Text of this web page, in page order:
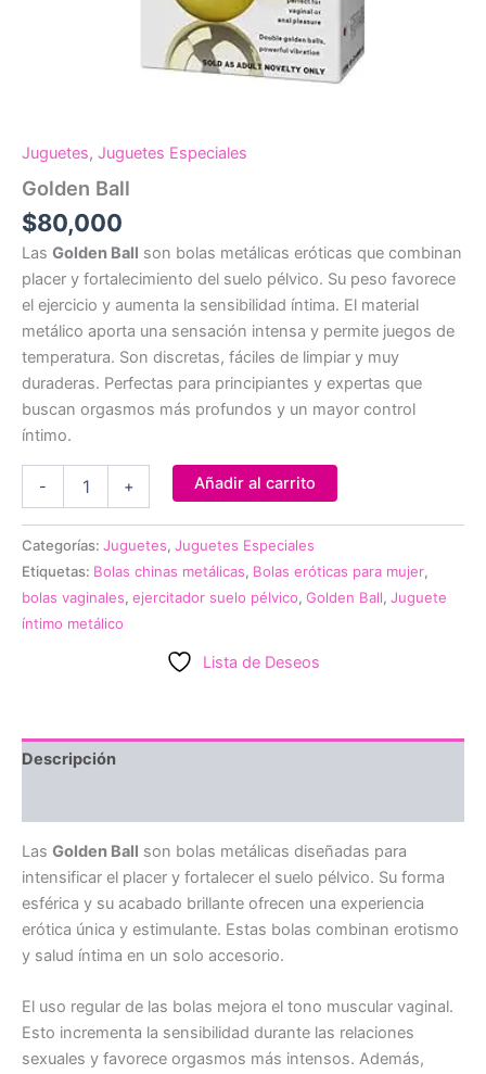
Juguetes, Juguetes Especiales
Golden Ball
$80,000
Las Golden Ball son bolas metálicas eróticas que combinan
placer y fortalecimiento del suelo pélvico. Su peso favorece
el ejercicio y aumenta la sensibilidad íntima. El material
metálico aporta una sensación intensa y permite juegos de
temperatura. Son discretas, fáciles de limpiar y muy
duraderas. Perfectas para principiantes y expertas que
buscan orgasmos más profundos y un mayor control
íntimo.
- + Añadir al carrito
Categorías: Juguetes, Juguetes Especiales
Etiquetas: Bolas chinas metálicas, Bolas eróticas para mujer,
bolas vaginales, ejercitador suelo pélvico, Golden Ball, Juguete
íntimo metálico
Lista de Deseos
Descripción
Las Golden Ball son bolas metálicas diseñadas para
intensificar el placer y fortalecer el suelo pélvico. Su forma
esférica y su acabado brillante ofrecen una experiencia
erótica única y estimulante. Estas bolas combinan erotismo
y salud íntima en un solo accesorio.
El uso regular de las bolas mejora el tono muscular vaginal.
Esto incrementa la sensibilidad durante las relaciones
sexuales y favorece orgasmos más intensos. Además,